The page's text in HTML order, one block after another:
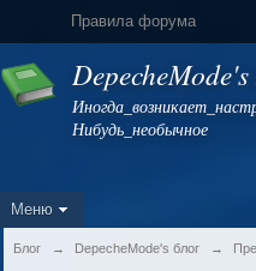
Правила форума
Нибудь_необычное
Меню
Блог → DepecheMode's блог →